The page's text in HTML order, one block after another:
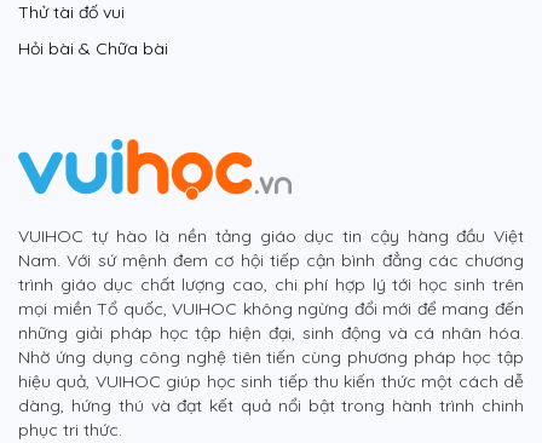
Thử tài đố vui
Hỏi bài & Chữa bài
VUIHOC tự hào là nền tảng giáo dục tin cậy hàng đầu Việt
Nam. Với sứ mệnh đem cơ hội tiếp cận bình đẳng các chương
trình giáo dục chất lượng cao, chi phí hợp lý tới học sinh trên
mọi miền Tổ quốc, VUIHOC không ngừng đổi mới để mang đến
những giải pháp học tập hiện đại, sinh động và cá nhân hóa.
Nhờ ứng dụng công nghệ tiên tiến cùng phương pháp học tập
hiệu quả, VUIHOC giúp học sinh tiếp thu kiến thức một cách dễ
dàng, hứng thú và đạt kết quả nổi bật trong hành trình chinh
phục tri thức.